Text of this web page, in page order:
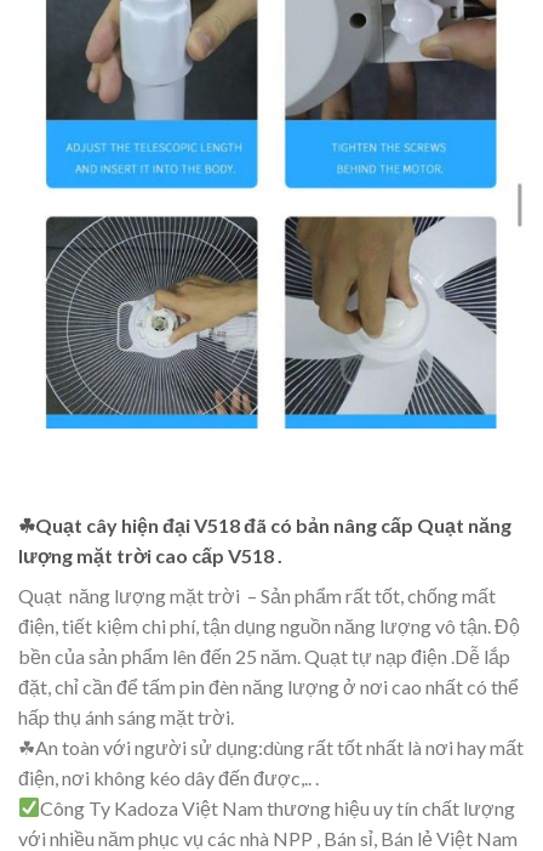
☘Quạt cây hiện đại V518 đã có bản nâng cấp Quạt năng
lượng mặt trời cao cấp V518 .
Quạt năng lượng mặt trời – Sản phẩm rất tốt, chống mất
điện, tiết kiệm chi phí, tận dụng nguồn năng lượng vô tận. Độ
bền của sản phẩm lên đến 25 năm. Quạt tự nạp điện .Dễ lắp
đặt, chỉ cần để tấm pin đèn năng lượng ở nơi cao nhất có thể
hấp thụ ánh sáng mặt trời.
☘An toàn với người sử dụng:dùng rất tốt nhất là nơi hay mất
điện, nơi không kéo dây đến được,.. .
Công Ty Kadoza Việt Nam thương hiệu uy tín chất lượng
với nhiều năm phục vụ các nhà NPP , Bán sỉ, Bán lẻ Việt Nam